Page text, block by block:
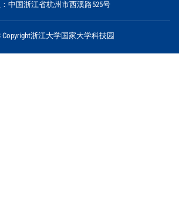
中国浙江省杭州市西溪路525号
Copyright浙江大学国家大学科技园